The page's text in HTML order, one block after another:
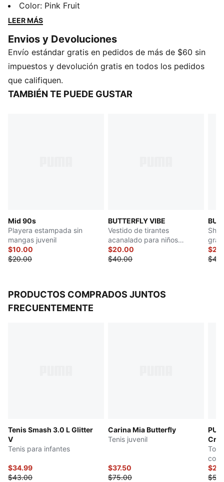
brillante, cuello en rib con detalle cruzado y una
abertura en la espalda, está diseñada para que te
CARACTERÍSTICAS Y BENEFICIOS
Producto fabricado con al menos un 50% de
materiales reciclados
DETALLES
Corte semi-ajustado
Color: Pink Fruit
LEER MÁS
Envios y Devoluciones
Envío estándar gratis en pedidos de más de $60 sin
impuestos y devolución gratis en todos los pedidos
que califiquen.
TAMBIÉN TE PUEDE GUSTAR
Mid 90s
Playera estampada sin
mangas juvenil
$10.00
$20.00
BUTTERFLY VIBE
Vestido de tirantes
acanalado para niños
grandes
$20.00
$40.00
PRODUCTOS COMPRADOS JUNTOS
FRECUENTEMENTE
Tenis Smash 3.0 L Glitter
V
Tenis para infantes
$34.99
$43.00
Carina Mia Butterfly
Tenis juvenil
$37.50
$75.00
Top